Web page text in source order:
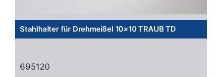
Stahlhalter für Drehmeißel 10×10 TRAUB TD
695120